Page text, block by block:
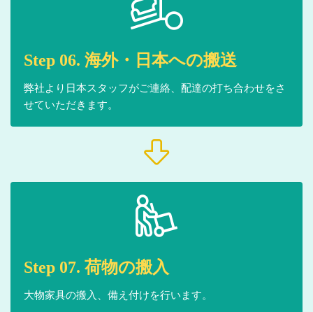
Step 06. 海外・日本への搬送
弊社より日本スタッフがご連絡、配達の打ち合わせをさ
せていただきます。
Step 07. 荷物の搬入
大物家具の搬入、備え付けを行います。